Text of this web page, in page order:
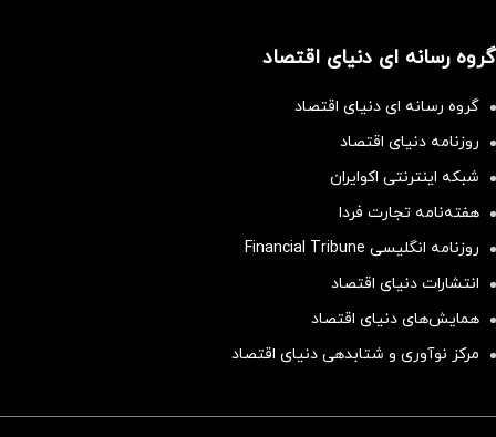
گروه رسانه ای دنیای اقتصاد
گروه رسانه ای دنیای اقتصاد
روزنامه دنیای اقتصاد
شبکه اینترنتی اکوایران
هفته‌نامه تجارت فردا
روزنامه انگلیسی Financial Tribune
انتشارات دنیای اقتصاد
همایش‌های دنیای اقتصاد
مرکز نوآوری و شتابدهی دنیای اقتصاد